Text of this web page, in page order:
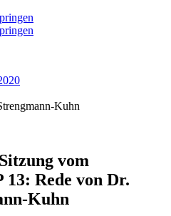
Kuhn
vom
13: Rede von Dr.
Kuhn